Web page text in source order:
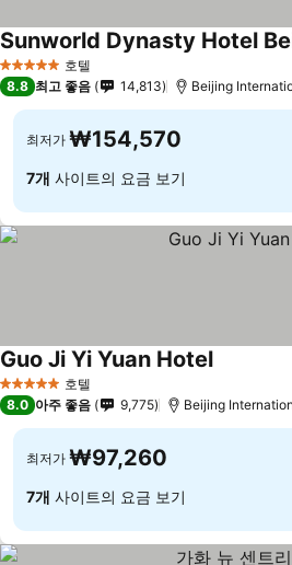
5 성급 호텔
Sunworld Dynasty Hotel
8.8 최고 좋음 14,813 Beijing
최저가 ₩154,570
7개 사이트의 요금 보기
5 성급 호텔
Guo Ji Yi Yuan Hotel요금 보기
8.0 아주 좋음 9,775 Beijing
최저가 ₩97,260
7개 사이트의 요금 보기